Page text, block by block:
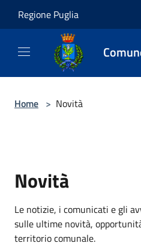
Regione Puglia
Home > Novità
Novità
Le notizie, i comunicati e gli
sulle ultime novità,
territorio comunale.